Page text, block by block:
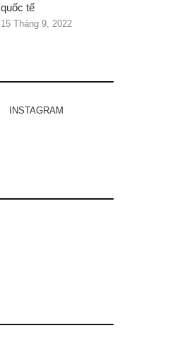
quốc tế
15 Tháng 9, 2022
INSTAGRAM